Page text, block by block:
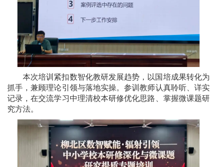
本次培训紧扣数智化教研发展趋势，以国培成果转化为
抓手，兼顾理论引领与落地实操。参训教师认真聆听、详实
记录，在交流学习中理清校本研修优化思路、掌握微课题研
究方法。